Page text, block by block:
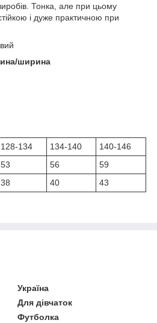
Тонка, але при цьому
і дуже практичною при
ширина
128-134 134-140
140-146
53 56
59
38 40 43
Україна
Для дівчаток
Футболка